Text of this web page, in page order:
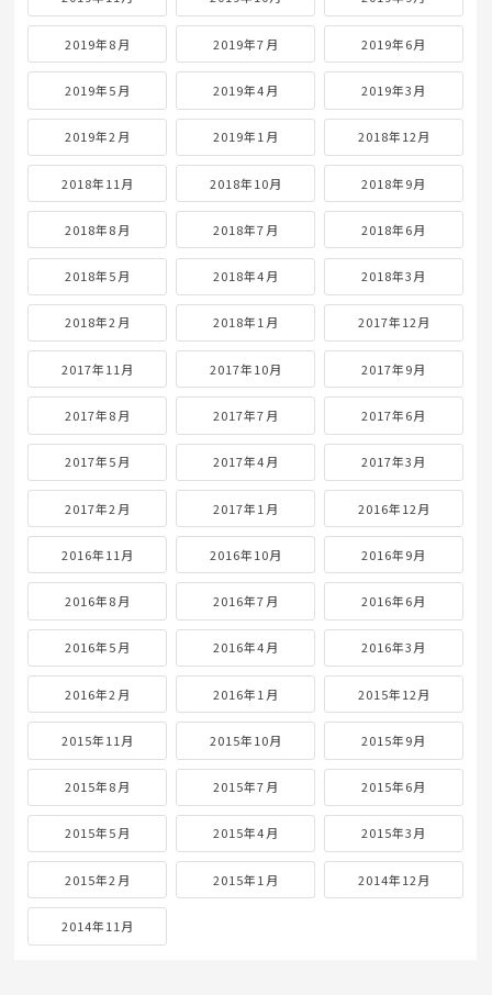
2019年8月 2019年7月 2019年6月
2019年5月 2019年4月 2019年3月
2019年2月 2019年1月 2018年12月
2018年11月 2018年10月 2018年9月
2018年8月 2018年7月 2018年6月
2018年5月 2018年4月 2018年3月
2018年2月 2018年1月 2017年12月
2017年11月 2017年10月 2017年9月
2017年8月 2017年7月 2017年6月
2017年5月 2017年4月 2017年3月
2017年2月 2017年1月 2016年12月
2016年11月 2016年10月 2016年9月
2016年8月 2016年7月 2016年6月
2016年5月 2016年4月 2016年3月
2016年2月 2016年1月 2015年12月
2015年11月 2015年10月 2015年9月
2015年8月 2015年7月 2015年6月
2015年5月 2015年4月 2015年3月
2015年2月 2015年1月 2014年12月
2014年11月